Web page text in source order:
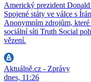
Americký prezident
Spojené státy ve válce s
Anonymním zdrojům,
sociální síti Truth Social
vězení.
Aktuálně.cz - Zprávy
dnes, 11:26